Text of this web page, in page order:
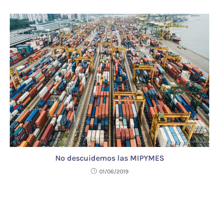
No descuidemos las MIPYMES
01/06/2019